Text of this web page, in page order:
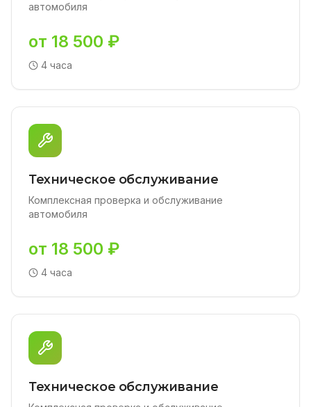
автомобиля
от 18 500 ₽
4 часа
Техническое обслуживание
Комплексная проверка и обслуживание
автомобиля
от 18 500 ₽
4 часа
Техническое обслуживание